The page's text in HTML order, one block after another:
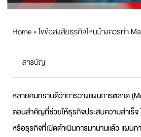
Home»ไขข้อสงสัยธุรกิจไหนบ้างควรทำ
สารบัญ
หลายคนทราบดีว่าการวางแผนการตลาด
ตอนสำคัญที่ช่วยให้ธุรกิจประสบความสำเร็จ
หรือธุรกิจที่เปิดดำเนินการมานานแล้ว แผน